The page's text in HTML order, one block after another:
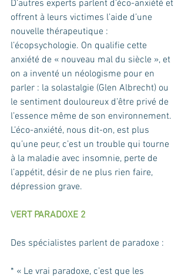
D’autres experts parlent d’éco-anxiété et
offrent à leurs victimes l’aide d’une
nouvelle thérapeutique :
l’écopsychologie. On qualifie cette
anxiété de « nouveau mal du siècle », et
on a inventé un néologisme pour en
parler : la solastalgie (Glen Albrecht) ou
le sentiment douloureux d’être privé de
l’essence même de son environnement.
L’éco-anxiété, nous dit-on, est plus
qu’une peur, c’est un trouble qui tourne
à la maladie avec insomnie, perte de
l’appétit, désir de ne plus rien faire,
dépression grave.
VERT PARADOXE 2
Des spécialistes parlent de paradoxe :
* « Le vrai paradoxe, c’est que les